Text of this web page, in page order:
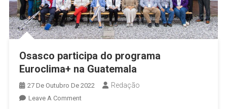
Osasco participa do programa
Euroclima+ na Guatemala
27 De Outubro De 2022 Redação
Leave A CommentOn